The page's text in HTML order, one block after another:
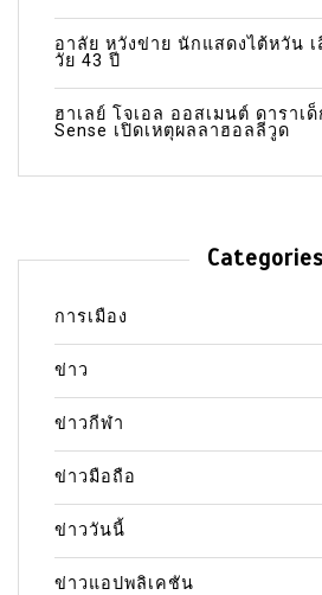
อาลัย หวังข่าย นักแสดงไต้หวัน
วัย 43 ปี
ฮาเลย์ โจเอล ออสเมนต์ ดาราเ
Sense เปิดเหตุผลลาฮอลลีวูด
Categories
การเมือง
ข่าว
ข่าวกีฬา
ข่าวมือถือ
ข่าววันนี้
ข่าวแอปพลิเคชัน